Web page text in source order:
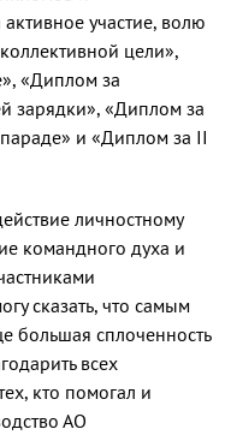
участие, волю
цели»,
«Диплом за
зарядки», «Диплом за
и «Диплом за II
личностному
командного духа и
сказать, что самым
большая сплоченность
всех
кто помогал и
АО